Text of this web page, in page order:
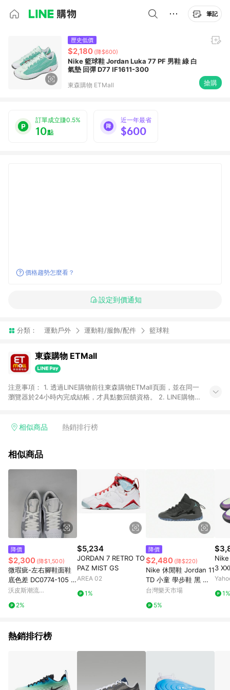
筆記
歷史低價
$2,180 (降$600)
Nike 籃球鞋 Jordan Luka 77 PF 男鞋 綠 白
氣墊 回彈 D77 IF1611-300
東森購物 ETMall 搶購
訂單成立賺0.5%
10點
近一年最省
$600
價格趨勢怎麼看？
設定到價通知
分類： 運動戶外 運動鞋/服飾/配件 籃球鞋
東森購物 ETMall
注意事項： 1. 透過LINE購物前往東森購物ETMall頁面，並在同一
瀏覽器於24小時內完成結帳，才具點數回饋資格。 2. LINE購物
單，皆不在點數回饋範圍內。 3. 如購買以下類別商品，將無法獲
球嚴選、商城、專案商品、「草莓網」全館商品。 4. 如取消訂
回饋。 5. 點數回饋會扣除所有折扣優惠後之最終發票金額計算，
實際回饋請依LINE購物通知為主。 6. 訂單如有使用東森購物
ETMall站內之折扣優惠(包含但不限於東森幣、樂透金、東森現金
券等)，不具點數回饋資格。詳細請依東森購物ETMall之結帳頁面
顯示為準。 7. LINE購物設有「單一商品最高回饋點數」機制(特
殊活動時開放「回饋無上限」)，以同一訂單中同一商品不論件數
計算，並依訂單成立時間當下LINE購物所設定的回饋機制為準。
8. LINE購物為購物資訊整合性平台，商品資料更新會有時間差，
如顯示之商品規格、顏色、價位、贈品與東森購物ETMall銷售網
頁不符，以銷售網頁標示為準。 9. 若有贈點爭議，請務必於訂單
日期+180天以內至LINE購物客服洽詢；若超過180天(含)以上進
行申訴，恕無法贈點回饋。 10. 部分點數紅包僅限指定商品使
用，或不適用於無回饋商品。各點數紅包之適用商品與使用條件
請依點數紅包頁面規則為準。
相似商品 熱銷排行榜
相似商品
降價
$2,300 (降$1,500)
微瑕疵-左右腳鞋面鞋
底色差 DC0774-105 W
12 Nike Air Jordan 1
e ''
沃皮斯潮流
2%
$5,234
JORDAN 7 RETRO TO
PAZ MIST GS
AREA 02
1%
降價
$2,480 (降$220)
Nike 休閒鞋 Jordan 11
TD 小童 學步鞋 黑 藍
Gamma Blue 喬丹 AJ1
台灣樂天市場
5%
3
BJ
1%
熱銷排行榜